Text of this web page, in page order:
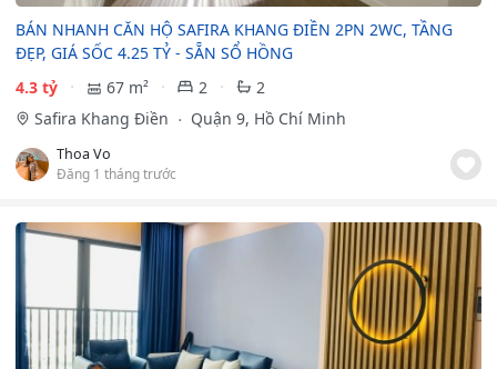
BÁN NHANH CĂN HỘ SAFIRA KHANG ĐIỀN 2PN 2WC, TẦNG
ĐẸP, GIÁ SỐC 4.25 TỶ - SẴN SỔ HỒNG
4.3 tỷ
67 m² 2
2
Safira Khang Điền
Quận 9, Hồ Chí Minh
Thoa Vo
Đăng 1 tháng trước